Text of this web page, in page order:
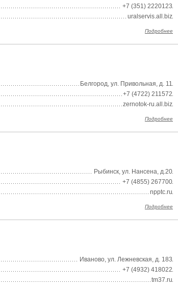
+7 (351) 2220123
uralservis.all.biz
Подробнее
Белгород, ул. Привольная, д. 11
+7 (4722) 211572
zernotok-ru.all.biz
Подробнее
Рыбинск, ул. Нансена, д.20
+7 (4855) 267700
npptc.ru
Подробнее
Иваново, ул. Лежневская, д. 183
+7 (4932) 418022
tm37.ru